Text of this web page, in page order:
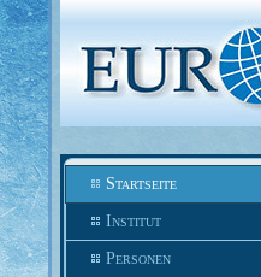
Startseite
Institut
Personen